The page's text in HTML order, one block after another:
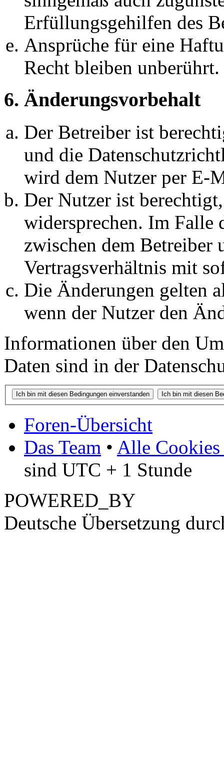
Erfüllungsgehilfen des
Ansprüche für eine
Recht bleiben unberührt.
6. Änderungsvorbehalt
Der Betreiber ist
und die
wird dem Nutzer per E-
Der Nutzer ist
widersprechen. Im Falle
zwischen dem Betreiber
Vertragsverhältnis mit
Die Änderungen gelten
wenn der Nutzer den
Informationen über den
Daten sind in der
Foren-Übersicht
Das Team • Alle Cookies
sind UTC + 1 Stunde
POWERED_BY
Deutsche Übersetzung